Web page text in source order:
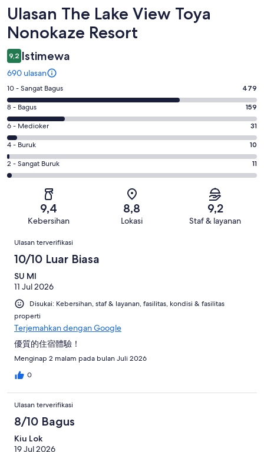
Ulasan
Ulasan The Lake View Toya
Nonokaze Resort
9,2 Istimewa
690 ulasan
Penilaian
10
-
Sangat
Bagus.
479
dari
690
10 - Sangat Bagus 479
Penilaian
8
-
Bagus.
159
dari
690
8 - Bagus 159
Penilaian
6
-
Medioker.
31
6 - Medioker 31
Penilaian
4
-
4 - Buruk 10
Penilaian
2
dari
ulasan
2 - Sangat Buruk 11
9,4
Kebersihan
8,8
Lokasi
9,2
Staf & layanan
Ulasan
Ulasan terverifikasi
10/10 Luar Biasa
SU MI
11 Jul 2026
Disukai: Kebersihan, staf & layanan, fasilitas, kondisi & fasilitas
properti
Terjemahkan dengan Google
優質的住宿體驗！
Menginap 2 malam pada bulan Juli 2026
0
Ulasan terverifikasi
8/10 Bagus
Kiu Lok
19 Jul 2026